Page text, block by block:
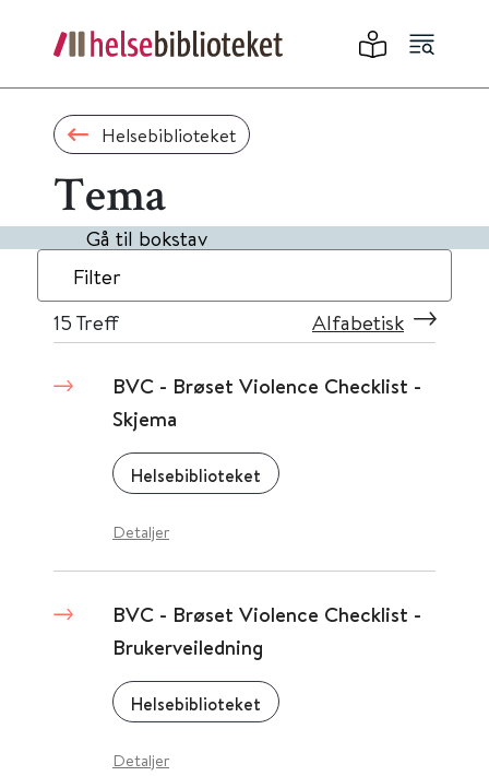
Helsebiblioteket
Tema
Gå til bokstav
Filter
15 Treff Alfabetisk
BVC - Brøset Violence Checklist -
Skjema
Helsebiblioteket
Detaljer
BVC - Brøset Violence Checklist -
Brukerveiledning
Helsebiblioteket
Detaljer